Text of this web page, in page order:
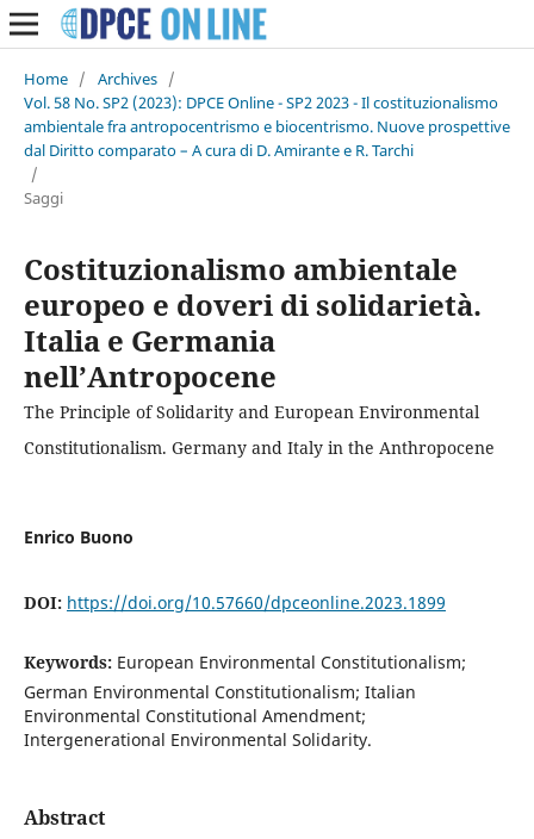
Home / Archives /
Vol. 58 No. SP2 (2023): DPCE Online - SP2 2023 - Il costituzionalismo
ambientale fra antropocentrismo e biocentrismo. Nuove prospettive
dal Diritto comparato – A cura di D. Amirante e R. Tarchi
/
Saggi
Costituzionalismo ambientale
europeo e doveri di solidarietà.
Italia e Germania
nell’Antropocene
The Principle of Solidarity and European Environmental
Constitutionalism. Germany and Italy in the Anthropocene
Enrico Buono
DOI: https://doi.org/10.57660/dpceonline.2023.1899
Keywords: European Environmental Constitutionalism;
German Environmental Constitutionalism; Italian
Environmental Constitutional Amendment;
Intergenerational Environmental Solidarity.
Abstract